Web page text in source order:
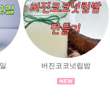
버진코코넛립밤